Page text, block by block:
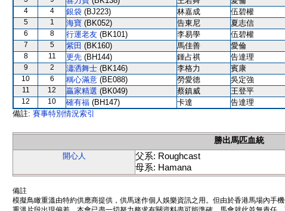
4
4 銀袋 (BJ223) 林嘉成 伍碧權
5
1 海寶 (BK052) 告東尼 夏志信
6
8 行運老友 (BK101) 李易學 伍碧權
7
5 紫田 (BK160) 馬佳善 愛倫
8
11 更先 (BH144) 鍾占祺 告達理
9
2 瀟洒舞士 (BK146) 李格力 賓康
10
6 稱心滿意 (BE088) 勞愛德 吳定強
11
12 贏家精選 (BK049) 蔡鎮威 王登平
12
10 確有福 (BH147) 卡達 告達理
備註: 賽事特別情況索引
勝出馬匹血統
開心人
父系: Roughcast
母系: Hamana
備註
模擬鳥瞰重溫由特約供應商提供，供馬迷作個人娛樂資訊之用。但由於香港馬場內手